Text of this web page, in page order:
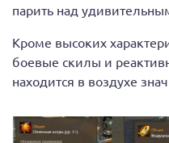
парить над
Кроме высоких
боевые скилы и
находится в воздухе